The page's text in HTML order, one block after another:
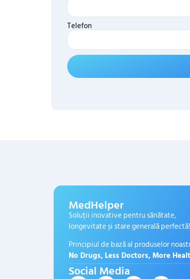
Telefon
MedHelper
Soluții inovative pentru sănătate,
longevitate și stare generală perfectă!
Principiul de bază al produselor
No Drugs, Less Doctors, More
Social Media